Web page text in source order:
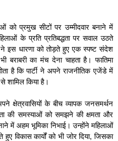
को प्रमुख सीटों पर उम्मीदवार बनाने में
के प्रति प्रतिबद्धता पर सवाल उठते
ने इस धारणा को तोड़ते हुए एक स्पष्ट संदेश
का मंच देना चाहता है। फातिमा
है कि पार्टी ने अपने राजनीतिक एजेंडे में
शामिल किया है।
क्षेत्रवासियों के बीच व्यापक जनसमर्थन
की समस्याओं को समझने की क्षमता और
में अहम भूमिका निभाई। उन्होंने महिलाओं
विकास कार्यों को भी जोर दिया, जिसका